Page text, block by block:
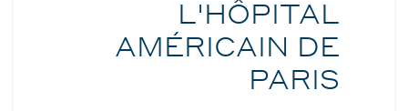
L'HÔPITAL
AMÉRICAIN DE
PARIS